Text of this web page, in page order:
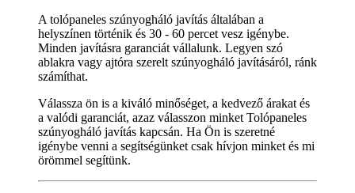
A tolópaneles szúnyogháló javítás általában a
helyszínen történik és 30 - 60 percet vesz igénybe.
Minden javításra garanciát vállalunk. Legyen szó
ablakra vagy ajtóra szerelt szúnyogháló javításáról, ránk
számíthat.
Válassza ön is a kiváló minőséget, a kedvező árakat és
a valódi garanciát, azaz válasszon minket Tolópaneles
szúnyogháló javítás kapcsán. Ha Ön is szeretné
igénybe venni a segítségünket csak hívjon minket és mi
örömmel segítünk.